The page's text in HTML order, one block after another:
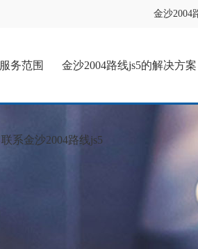
金沙2004
服务范围 金沙2004路线js5的解决方案
联系金沙2004路线js5